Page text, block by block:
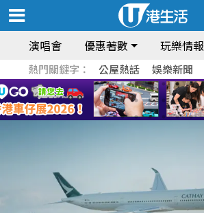
演唱會 優惠著數 玩樂情報
熱門關鍵字： 公屋熱話 娛樂新聞